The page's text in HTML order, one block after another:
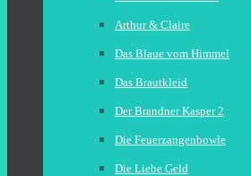
Arthur & Claire
Das Blaue vom Himmel
Das Brautkleid
Der Brandner Kasper 2
Die Feuerzangenbowle
Die Liebe Geld